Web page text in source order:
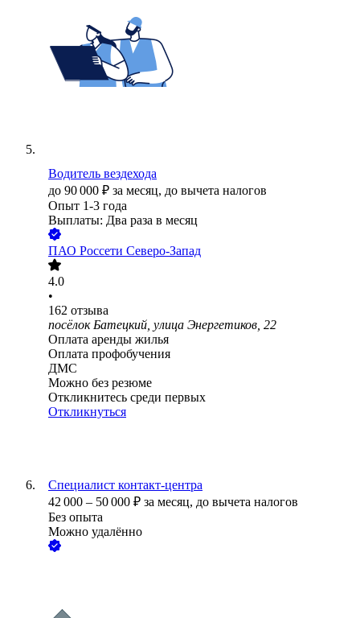
Водитель вездехода
до 90 000 ₽ за месяц, до вычета налогов
Опыт 1-3 года
Выплаты: Два раза в месяц
ПАО Россети Северо-Запад
4.0
•
162 отзыва
посёлок Батецкий, улица Энергетиков, 22
Оплата аренды жилья
Оплата профобучения
ДМС
Можно без резюме
Откликнитесь среди первых
Откликнуться
Специалист контакт-центра
42 000 – 50 000 ₽ за месяц, до вычета налогов
Без опыта
Можно удалённо